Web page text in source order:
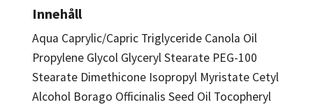
Innehåll
Aqua Caprylic/Capric Triglyceride Canola Oil
Propylene Glycol Glyceryl Stearate PEG-100
Stearate Dimethicone Isopropyl Myristate Cetyl
Alcohol Borago Officinalis Seed Oil Tocopheryl